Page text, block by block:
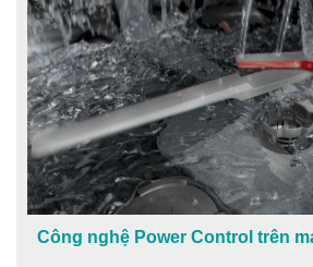
Công nghệ Power Control trên